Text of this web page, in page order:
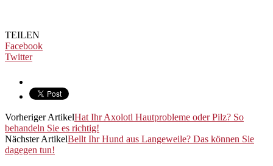
TEILEN
Facebook
Twitter
Vorheriger ArtikelHat Ihr Axolotl Hautprobleme oder Pilz? So
behandeln Sie es richtig!
Nächster ArtikelBellt Ihr Hund aus Langeweile? Das können Sie
dagegen tun!